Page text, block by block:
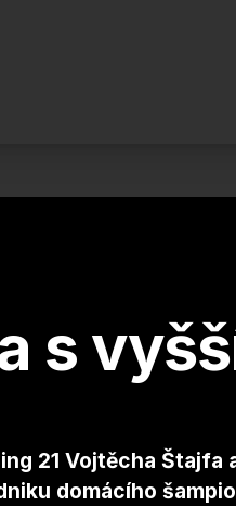
s
21 Vojtěcha
domácího